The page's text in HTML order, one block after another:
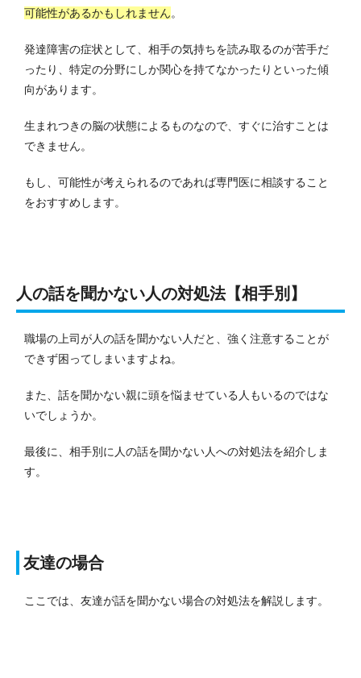
可能性があるかもしれません。
発達障害の症状として、相手の気持ちを読み取るのが苦手だ
ったり、特定の分野にしか関心を持てなかったりといった傾
向があります。
生まれつきの脳の状態によるものなので、すぐに治すことは
できません。
もし、可能性が考えられるのであれば専門医に相談すること
をおすすめします。
人の話を聞かない人の対処法【相手別】
職場の上司が人の話を聞かない人だと、強く注意することが
できず困ってしまいますよね。
また、話を聞かない親に頭を悩ませている人もいるのではな
いでしょうか。
最後に、相手別に人の話を聞かない人への対処法を紹介しま
す。
友達の場合
ここでは、友達が話を聞かない場合の対処法を解説します。